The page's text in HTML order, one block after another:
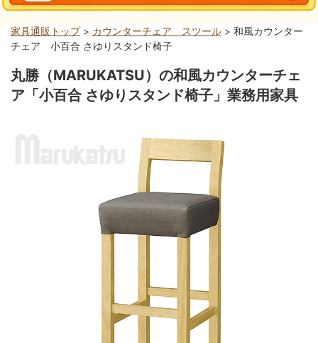
家具通販トップ> カウンターチェア スツール > 和風カウンター
チェア 小百合 さゆりスタンド椅子
丸勝（MARUKATSU）の和風カウンターチェ
ア「小百合 さゆりスタンド椅子」業務用家具